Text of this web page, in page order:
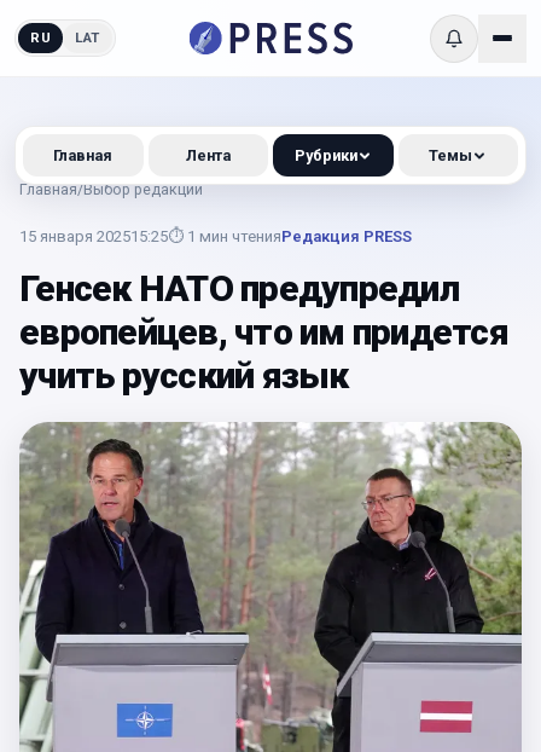
RU LAT
Главная/Выбор редакции
15 января 202515:25⏱ 1 мин чтенияРедакция PRESS
Генсек НАТО предупредил
европейцев, что им придется
учить русский язык
Главная Лента Рубрики Темы